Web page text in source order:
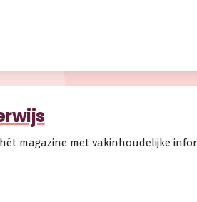
magazine met vakinhoudelijke